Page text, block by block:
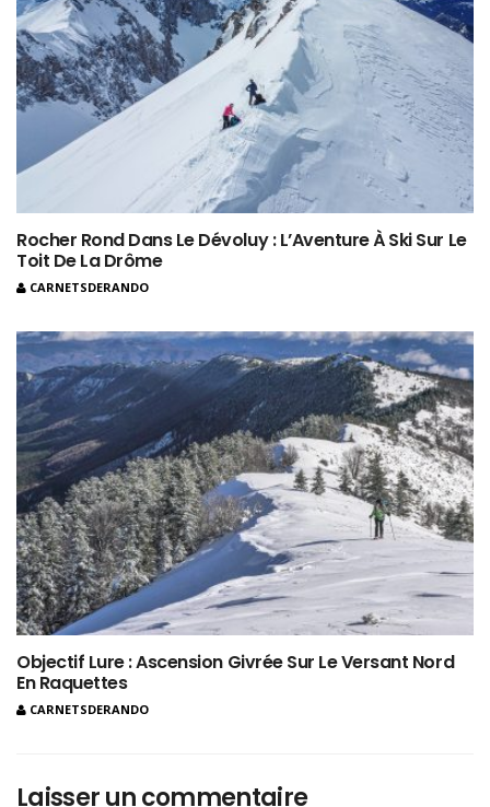
Rocher Rond Dans Le Dévoluy : L’Aventure À Ski Sur Le
Toit De La Drôme
CARNETSDERANDO
Objectif Lure : Ascension Givrée Sur Le Versant Nord
En Raquettes
CARNETSDERANDO
Laisser un commentaire